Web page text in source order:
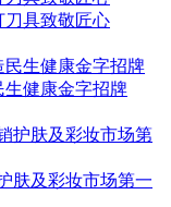
健康金字招牌
肤及彩妆市场第一